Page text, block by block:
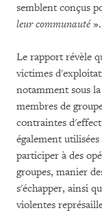
semblent conçus
leur communauté».
Le rapport révèle
victimes
notamment sous
membres de
contraintes
également
participer à des
groupes, manier
s'échapper, ainsi
violentes